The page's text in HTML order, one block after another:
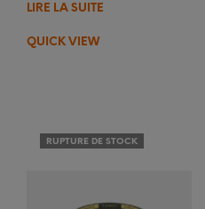
LIRE LA SUITE
QUICK VIEW
RUPTURE DE STOCK